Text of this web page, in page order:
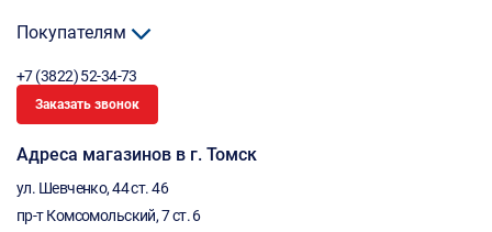
Покупателям
+7 (3822) 52-34-73
Заказать звонок
Адреса магазинов в г. Томск
ул. Шевченко, 44 ст. 46
пр-т Комсомольский, 7 ст. 6